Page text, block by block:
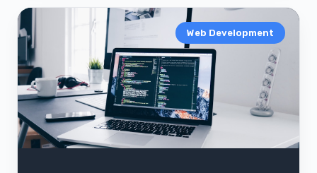
Web Development